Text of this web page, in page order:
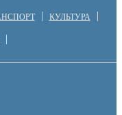
КУЛЬТУРА